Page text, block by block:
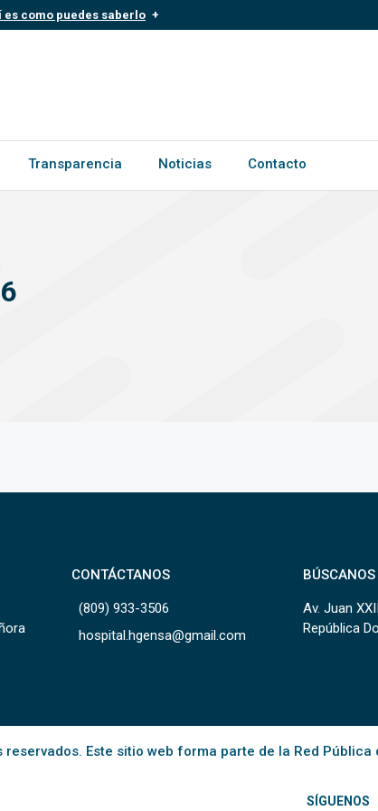
es como puedes saberlo
oficial del
.gob.do o .gov.do. Comparte
Transparencia Noticias Contacto
CONTÁCTANOS
(809) 933-3506
hospital.hgensa@gmail.com
BÚSCANOS
Av. Juan
República
Este sitio web forma parte de la Red Pública
SÍGUENOS